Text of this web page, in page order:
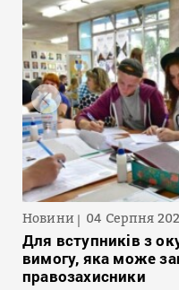
Новини 04 Серпня
Для вступників з
вимогу, яка може
правозахисники